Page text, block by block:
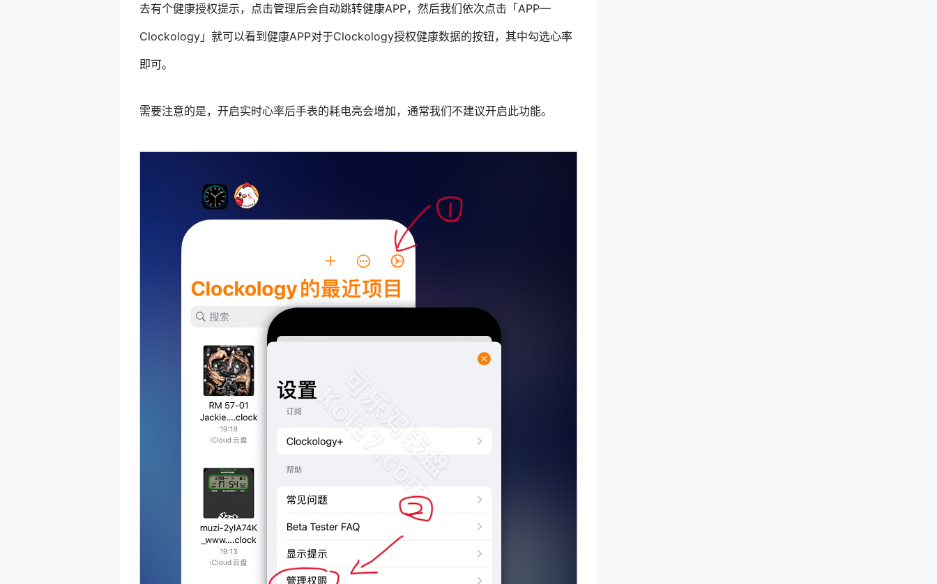
去有个健康授权提示，点击管理后会自动跳转健康APP，然后我们依次点击「APP—
Clockology」就可以看到健康APP对于Clockology授权健康数据的按钮，其中勾选心率
即可。
需要注意的是，开启实时心率后手表的耗电亮会增加，通常我们不建议开启此功能。